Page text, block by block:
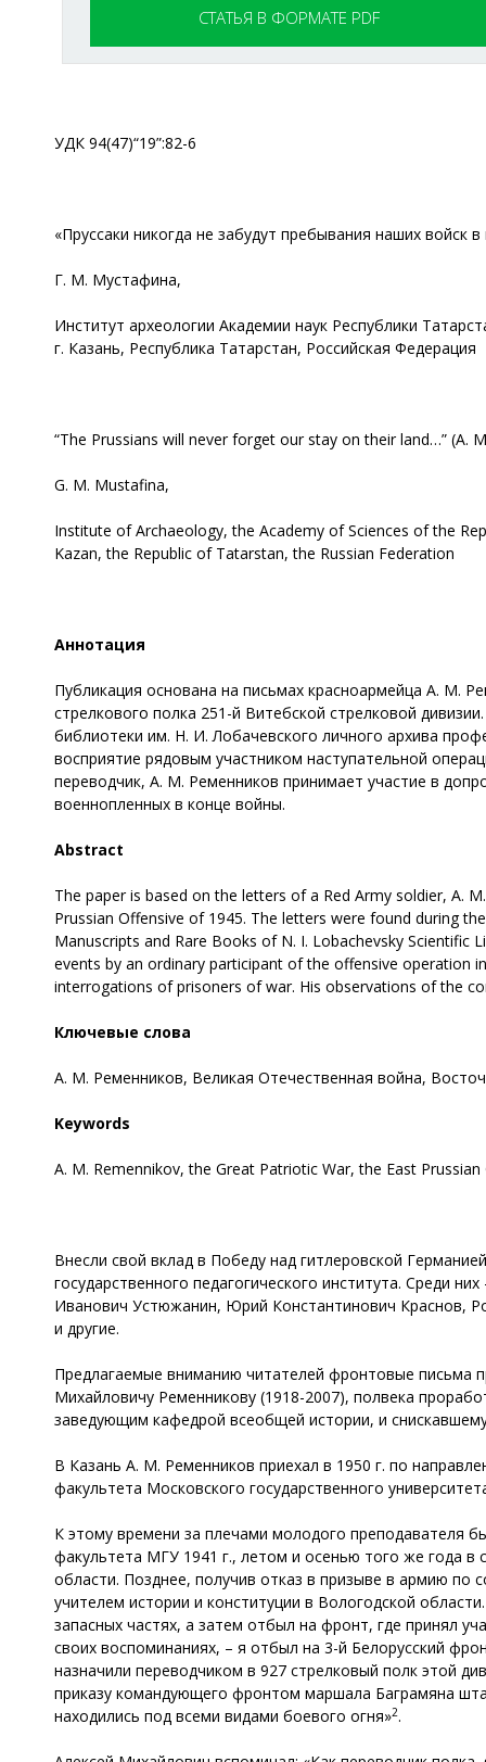
СТАТЬЯ В ФОРМАТЕ PDF
УДК 94(47)“19”:82-6
«Пруссаки никогда не забудут пребывания наших
Г. М. Мустафина,
Институт археологии Академии наук Республики
г. Казань, Республика Татарстан, Российская Федерация
“The Prussians will never forget our stay on their land…” (A.
G. M. Mustafina,
Institute of Archaeology, the Academy of Sciences of the
Kazan, the Republic of Tatarstan, the Russian Federation
Аннотация
Публикация основана на письмах красноармейца А. М.
стрелкового полка 251-й Витебской стрелковой
библиотеки им. Н. И. Лобачевского личного архива
восприятие рядовым участником наступательной
переводчик, А. М. Ременников принимает участие в
военнопленных в конце войны.
Abstract
The paper is based on the letters of a Red Army soldier, A.
Prussian Offensive of 1945. The letters were found during
Manuscripts and Rare Books of N. I. Lobachevsky
events by an ordinary participant of the offensive operation
interrogations of prisoners of war. His observations of the
Ключевые слова
А. М. Ременников, Великая Отечественная война,
Keywords
А. М. Remennikov, the Great Patriotic War, the East
Внесли свой вклад в Победу над гитлеровской
государственного педагогического института. Среди
Иванович Устюжанин, Юрий Константинович Краснов,
и другие.
Предлагаемые вниманию читателей фронтовые письма
Михайловичу Ременникову (1918-2007), полвека
заведующим кафедрой всеобщей истории, и
В Казань А. М. Ременников приехал в 1950 г. по
факультета Московского государственного
К этому времени за плечами молодого преподавателя
факультета МГУ 1941 г., летом и осенью того же года в
области. Позднее, получив отказ в призыве в армию
учителем истории и конституции в Вологодской
запасных частях, а затем отбыл на фронт, где принял
своих воспоминаниях, – я отбыл на 3-й Белорусский
назначили переводчиком в 927 стрелковый полк этой
приказу командующего фронтом маршала Баграмяна
находились под всеми видами боевого огня»2.